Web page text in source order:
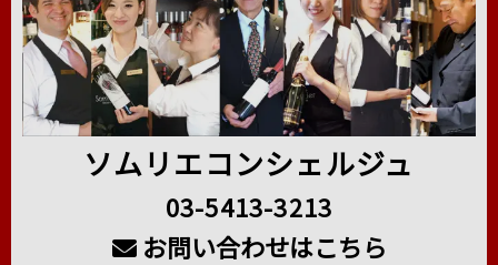
ソムリエコンシェルジュ
03-5413-3213
お問い合わせはこちら